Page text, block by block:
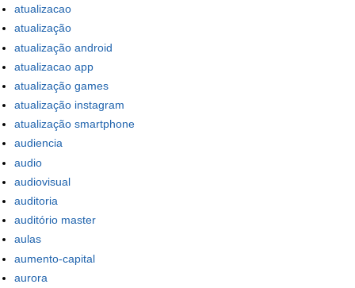
atualizacao
atualização
atualização android
atualizacao app
atualização games
atualização instagram
atualização smartphone
audiencia
audio
audiovisual
auditoria
auditório master
aulas
aumento-capital
aurora